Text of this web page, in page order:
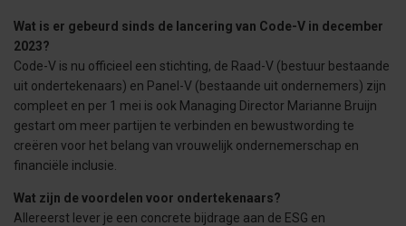
Wat is er gebeurd sinds de lancering van Code-V in december
2023?
Code-V is nu officieel een stichting, de Raad-V (bestuur bestaande
uit ondertekenaars) en Panel-V (bestaande uit ondernemers) zijn
compleet en per 1 mei is ook Managing Director Marianne Bruijn
gestart om meer partijen te verbinden en bewustwording te
creëren voor het belang van vrouwelijk ondernemerschap en
financiële inclusie.
Wat zijn de voordelen voor ondertekenaars?
Allereerst lever je een concrete bijdrage aan de ESG en